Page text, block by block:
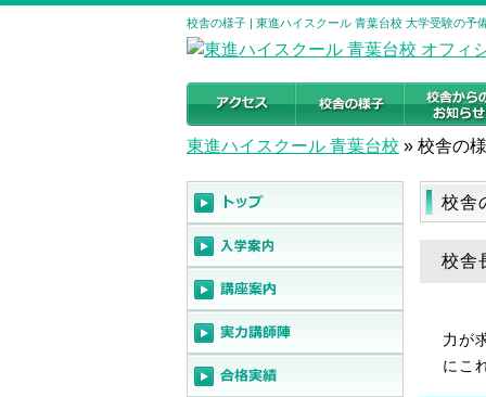
校舎の様子 | 東進ハイスクール 青葉台校 大学受験の予
東進ハイスクール 青葉台校 » 校舎の
校舎
校舎
力が
にこ